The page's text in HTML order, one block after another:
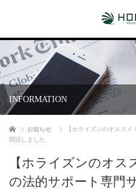
INFORMATION
ホーム お知らせ
【ホライズンのオスス
開設しました
【ホライズンのオ
の法的サポート専門